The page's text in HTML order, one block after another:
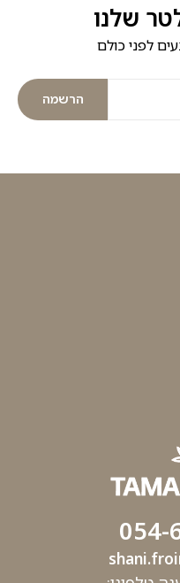
שלנו
לפני כולם
הרשמה
054-